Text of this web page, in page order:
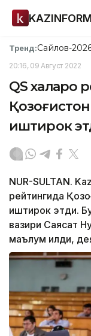
KAZINFORM
Тренд:Сайлов-
20:16, 09 Август 2022
QS халқаро
иштирок
NUR-SULTAN.
рейтингида
иштирок этди.
вазири Саясат
маълум қилди,